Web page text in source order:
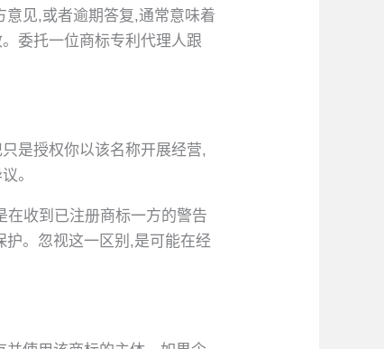
见,或者逾期答复,通常意味着
委托一位商标专利代理人跟
是授权你以该名称开展经营,
。
在收到已注册商标一方的警告
。忽视这一区别,是可能在经